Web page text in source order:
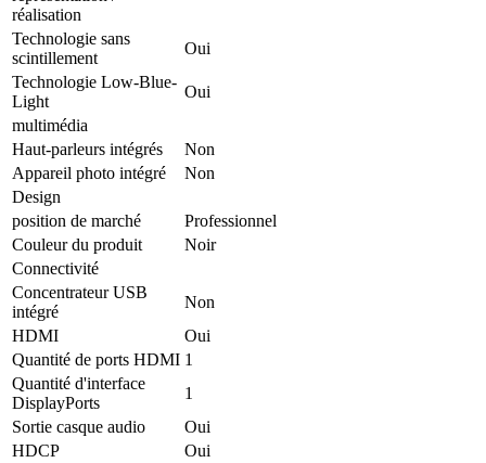
réalisation
Technologie sans
scintillement
Oui
Technologie Low-Blue-
Light
Oui
multimédia
Haut-parleurs intégrés
Non
Appareil photo intégré
Non
Design
position de marché
Professionnel
Couleur du produit
Noir
Connectivité
Concentrateur USB
intégré
Non
HDMI
Oui
Quantité de ports HDMI 1
Quantité d'interface
DisplayPorts
1
Sortie casque audio
Oui
HDCP
Oui